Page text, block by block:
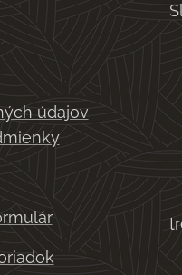
údajov